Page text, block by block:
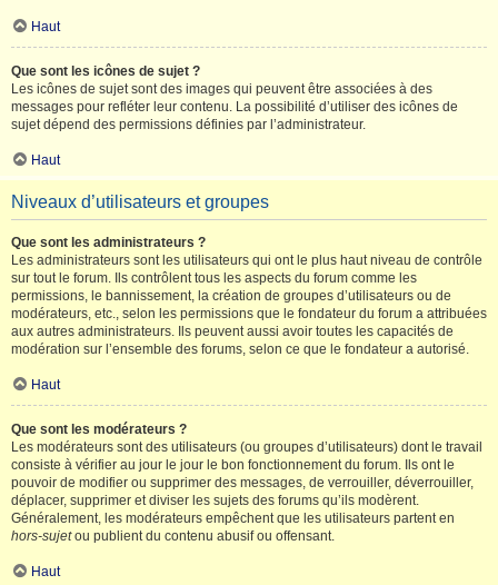
Haut
Que sont les icônes de sujet ?
Les icônes de sujet sont des images qui peuvent être associées à des
messages pour refléter leur contenu. La possibilité d’utiliser des icônes de
sujet dépend des permissions définies par l’administrateur.
Haut
Niveaux d’utilisateurs et groupes
Que sont les administrateurs ?
Les administrateurs sont les utilisateurs qui ont le plus haut niveau de contrôle
sur tout le forum. Ils contrôlent tous les aspects du forum comme les
permissions, le bannissement, la création de groupes d’utilisateurs ou de
modérateurs, etc., selon les permissions que le fondateur du forum a attribuées
aux autres administrateurs. Ils peuvent aussi avoir toutes les capacités de
modération sur l’ensemble des forums, selon ce que le fondateur a autorisé.
Haut
Que sont les modérateurs ?
Les modérateurs sont des utilisateurs (ou groupes d’utilisateurs) dont le travail
consiste à vérifier au jour le jour le bon fonctionnement du forum. Ils ont le
pouvoir de modifier ou supprimer des messages, de verrouiller, déverrouiller,
déplacer, supprimer et diviser les sujets des forums qu’ils modèrent.
Généralement, les modérateurs empêchent que les utilisateurs partent en
hors-sujetou publient du contenu abusif ou offensant.
Haut